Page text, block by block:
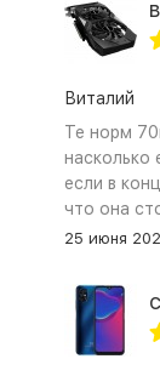
Виталий
Те норм
насколько
если в
что она
25 июня